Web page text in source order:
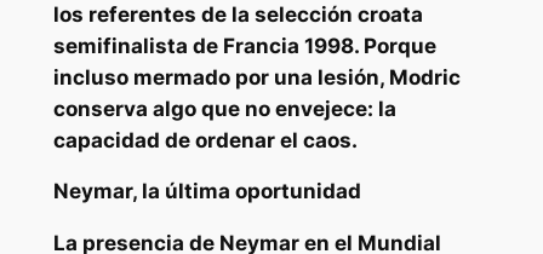
los referentes de la selección croata
semifinalista de Francia 1998. Porque
incluso mermado por una lesión, Modric
conserva algo que no envejece: la
capacidad de ordenar el caos.
Neymar, la última oportunidad
La presencia de Neymaren el Mundial